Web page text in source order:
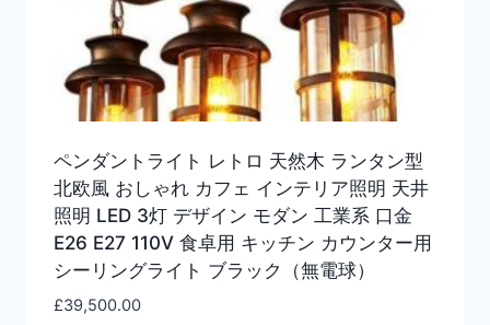
ペンダントライト レトロ 天然木 ランタン型
北欧風 おしゃれ カフェ インテリア照明 天井
照明 LED 3灯 デザイン モダン 工業系 口金
E26 E27 110V 食卓用 キッチン カウンター用
シーリングライト ブラック（無電球）
£39,500.00